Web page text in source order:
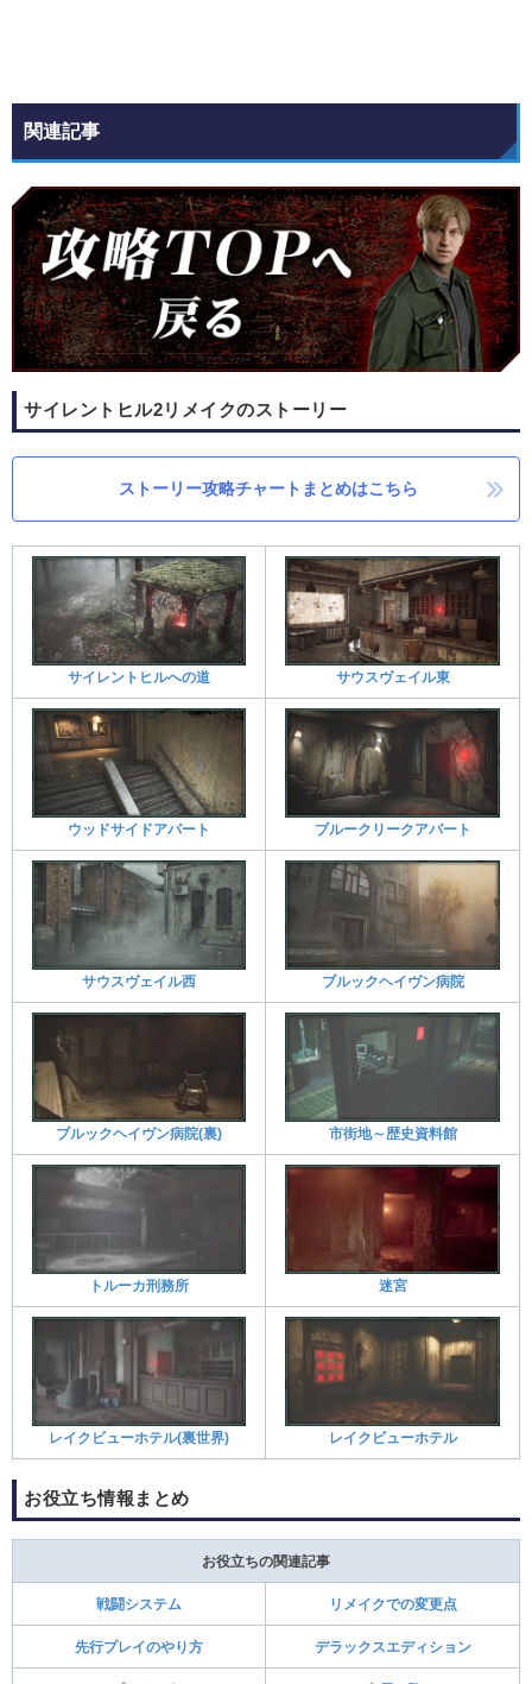
関連記事
サイレントヒル2リメイクのストーリー
ストーリー攻略チャートまとめはこちら
サイレントヒルへの道 サウスヴェイル東
ウッドサイドアパート ブルークリークアパート
サウスヴェイル西 ブルックヘイヴン病院
ブルックヘイヴン病院(裏) 市街地～歴史資料館
トルーカ刑務所 迷宮
レイクビューホテル(裏世界) レイクビューホテル
お役立ち情報まとめ
お役立ちの関連記事
戦闘システム リメイクでの変更点
先行プレイのやり方 デラックスエディション